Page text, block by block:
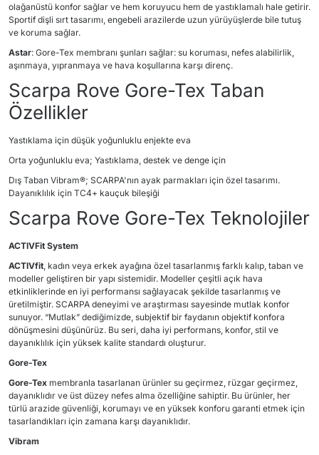
olağanüstü konfor sağlar ve hem koruyucu hem de yastıklamalı hale getirir.
Sportif dişli sırt tasarımı, engebeli arazilerde uzun yürüyüşlerde bile tutuş
ve koruma sağlar.
Astar: Gore-Tex membranı şunları sağlar: su koruması, nefes alabilirlik,
aşınmaya, yıpranmaya ve hava koşullarına karşı direnç.
Scarpa Rove Gore-Tex Taban
Özellikler
Yastıklama için düşük yoğunluklu enjekte eva
Orta yoğunluklu eva; Yastıklama, destek ve denge için
Dış Taban Vibram®; SCARPA'nın ayak parmakları için özel tasarımı.
Dayanıklılık için TC4+ kauçuk bileşiği
Scarpa Rove Gore-Tex Teknolojiler
ACTIVFit System
ACTIVfit, kadın veya erkek ayağına özel tasarlanmış farklı kalıp, taban ve
modeller geliştiren bir yapı sistemidir. Modeller çeşitli açık hava
etkinliklerinde en iyi performansı sağlayacak şekilde tasarlanmış ve
üretilmiştir. SCARPA deneyimi ve araştırması sayesinde mutlak konfor
sunuyor. “Mutlak” dediğimizde, subjektif bir faydanın objektif konfora
dönüşmesini düşünürüz. Bu seri, daha iyi performans, konfor, stil ve
dayanıklılık için yüksek kalite standardı oluşturur.
Gore-Tex
Gore-Tex membranla tasarlanan ürünler su geçirmez, rüzgar geçirmez,
dayanıklıdır ve üst düzey nefes alma özelliğine sahiptir. Bu ürünler, her
türlü arazide güvenliği, korumayı ve en yüksek konforu garanti etmek için
tasarlandıkları için zamana karşı dayanıklıdır.
Vibram